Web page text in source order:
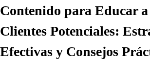
Contenido para Educar
Clientes Potenciales:
Efectivas y Consejos